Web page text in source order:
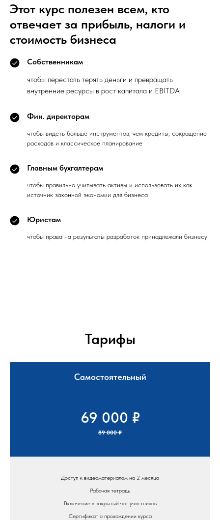
Этот курс полезен всем, кто
отвечает за прибыль, налоги и
стоимость бизнеса
Собственникам
чтобы перестать терять деньги и превращать
внутренние ресурсы в рост капитала и EBITDA
Фин. директорам
чтобы видеть больше инструментов, чем кредиты, сокращение
расходов и классическое планирование
Главным бухгалтерам
чтобы правильно учитывать активы и использовать их как
источник законной экономии для бизнеса
Юристам
чтобы права на результаты разработок принадлежали бизнесу
Тарифы
Самостоятельный
69 000 ₽
89 000 ₽
Доступ к видеоматериалам на 2 месяца
Рабочая тетрадь
Включение в закрытый чат участников
Сертификат о прохождении курса